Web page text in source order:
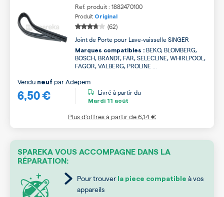
Ref. produit : 1882470100
Produit Original
(62)
Joint de Porte pour Lave-vaisselle SINGER
Marques compatibles : BEKO, BLOMBERG,
BOSCH, BRANDT, FAR, SELECLINE, WHIRLPOOL,
FAGOR, VALBERG, PROLINE ...
6,50 €
Vendu neuf parAdepem
Livré à partir du
Mardi 11 août
Plus d’offres à partir de6,14 €
SPAREKA VOUS ACCOMPAGNE DANS LA
RÉPARATION:
Pour trouver la piece compatible à vos
appareils